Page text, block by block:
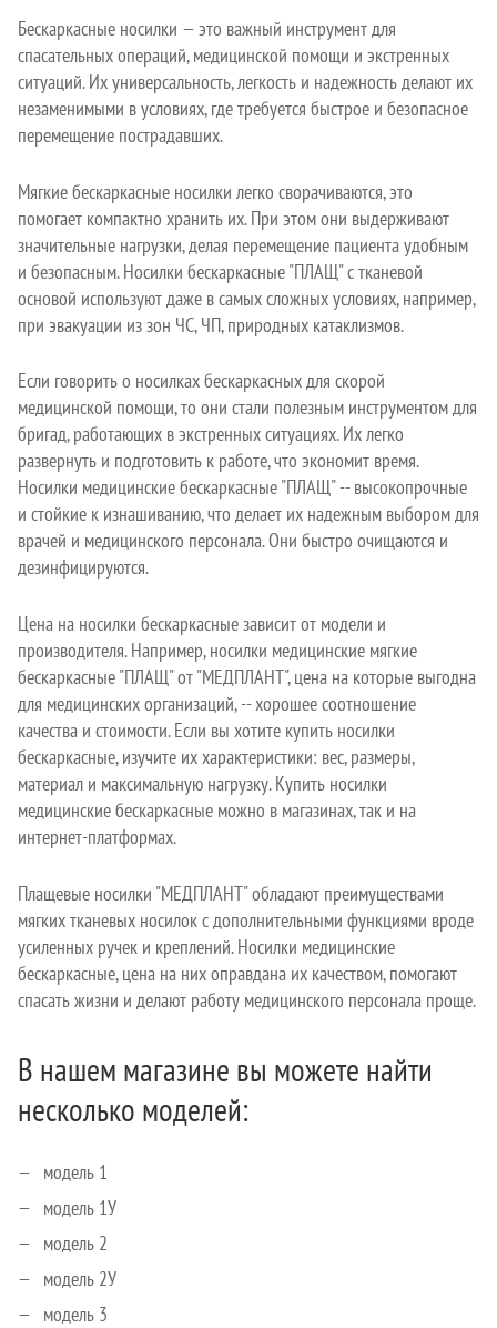
Бескаркасные носилки — это важный инструмент для
спасательных операций, медицинской помощи и экстренных
ситуаций. Их универсальность, легкость и надежность делают их
незаменимыми в условиях, где требуется быстрое и безопасное
перемещение пострадавших.
Мягкие бескаркасные носилки легко сворачиваются, это
помогает компактно хранить их. При этом они выдерживают
значительные нагрузки, делая перемещение пациента удобным
и безопасным. Носилки бескаркасные "ПЛАЩ" с тканевой
основой используют даже в самых сложных условиях, например,
при эвакуации из зон ЧС, ЧП, природных катаклизмов.
Если говорить о носилках бескаркасных для скорой
медицинской помощи, то они стали полезным инструментом для
бригад, работающих в экстренных ситуациях. Их легко
развернуть и подготовить к работе, что экономит время.
Носилки медицинские бескаркасные "ПЛАЩ" -- высокопрочные
и стойкие к изнашиванию, что делает их надежным выбором для
врачей и медицинского персонала. Они быстро очищаются и
дезинфицируются.
Цена на носилки бескаркасные зависит от модели и
производителя. Например, носилки медицинские мягкие
бескаркасные "ПЛАЩ" от "МЕДПЛАНТ", цена на которые выгодна
для медицинских организаций, -- хорошее соотношение
качества и стоимости. Если вы хотите купить носилки
бескаркасные, изучите их характеристики: вес, размеры,
материал и максимальную нагрузку. Купить носилки
медицинские бескаркасные можно в магазинах, так и на
интернет-платформах.
Плащевые носилки "МЕДПЛАНТ" обладают преимуществами
мягких тканевых носилок с дополнительными функциями вроде
усиленных ручек и креплений. Носилки медицинские
бескаркасные, цена на них оправдана их качеством, помогают
спасать жизни и делают работу медицинского персонала проще.
В нашем магазине вы можете найти
несколько моделей:
модель 1
модель 1У
модель 2
модель 2У
модель 3